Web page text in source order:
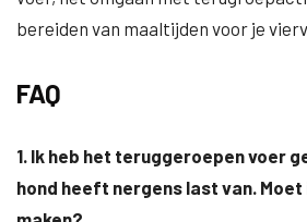
bereiden van maaltijden voor je
FAQ
1. Ik heb het teruggeroepen voer
hond heeft nergens last van. Moet